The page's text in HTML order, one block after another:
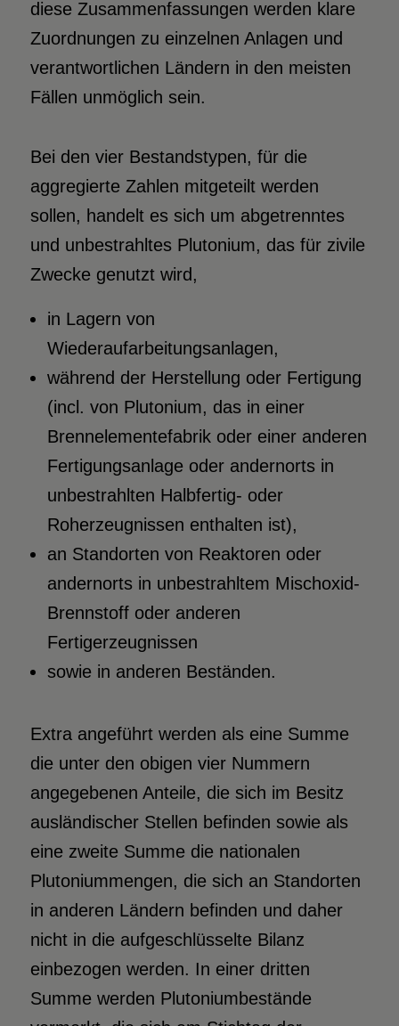
diese Zusammenfassungen werden klare
Zuordnungen zu einzelnen Anlagen und
verantwortlichen Ländern in den meisten
Fällen unmöglich sein.
Bei den vier Bestandstypen, für die
aggregierte Zahlen mitgeteilt werden
sollen, handelt es sich um abgetrenntes
und unbestrahltes Plutonium, das für zivile
Zwecke genutzt wird,
in Lagern von
Wiederaufarbeitungsanlagen,
während der Herstellung oder Fertigung
(incl. von Plutonium, das in einer
Brennelementefabrik oder einer anderen
Fertigungsanlage oder andernorts in
unbestrahlten Halbfertig- oder
Roherzeugnissen enthalten ist),
an Standorten von Reaktoren oder
andernorts in unbestrahltem Mischoxid-
Brennstoff oder anderen
Fertigerzeugnissen
sowie in anderen Beständen.
Extra angeführt werden als eine Summe
die unter den obigen vier Nummern
angegebenen Anteile, die sich im Besitz
ausländischer Stellen befinden sowie als
eine zweite Summe die nationalen
Plutoniummengen, die sich an Standorten
in anderen Ländern befinden und daher
nicht in die aufgeschlüsselte Bilanz
einbezogen werden. In einer dritten
Summe werden Plutoniumbestände